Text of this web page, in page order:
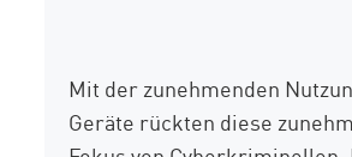
Mit der zunehmenden
Geräte rückten diese